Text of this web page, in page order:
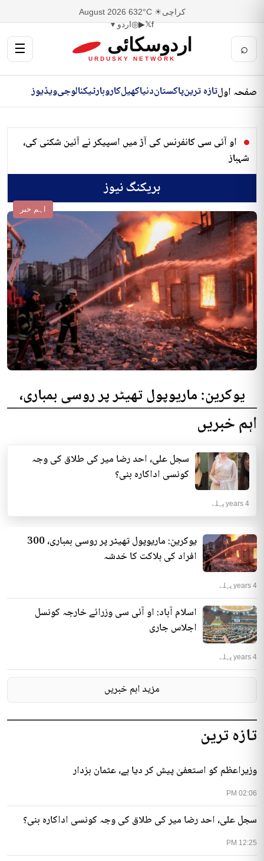
کراچی☀ 32°C
6 August 2026
f
𝕏
▶
◎اردو ▾
⌕ اردوسکائی
URDUSKY NETWORK
☰
صفحہ اولتازہ ترینپاکستاندنیاکھیلکاروبارٹیکنالوجیویڈیوز
او آئی سی کانفرنس کی آڑ میں اسپیکر نے آئین شکنی کی،
شہباز
بریکنگ نیوز
تازہ ترین
02:06 PM
وزیراعظم کو استعفیٰ پیش کر دیا ہے، عثمان بزدار
12:25 PM
سجل علی، احد رضا میر کی طلاق کی وجہ کونسی اداکارہ بنی؟
اہم خبر
یوکرین: ماریوپول تھیٹر پر روسی بمباری،
300 افراد کی ہلاکت کا خدشہ
کا خدشہ ظاہر کیا اور کہا کہ کم...
انٹرنیشنل | 4 years پہلے
اہم خبریں
سجل علی، احد رضا میر کی طلاق کی وجہ
کونسی اداکارہ بنی؟
4 years پہلے
یوکرین: ماریوپول تھیٹر پر روسی بمباری، 300
افراد کی ہلاکت کا خدشہ
4 years پہلے
اسلام آباد: او آئی سی وزرائے خارجہ کونسل
اجلاس جاری
4 years پہلے
مزید اہم خبریں